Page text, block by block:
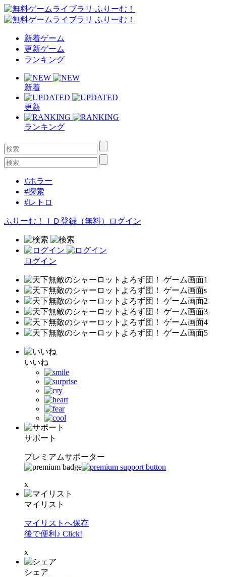
新着ゲーム
更新ゲーム
ランキング
新着
更新
ランキング
#ホラー
#探索
#レトロ
ふりーむ！ＩＤ登録（無料） ログイン
ログイン
いいね
サポート
プレミアムサポーター
x
マイリスト
マイリストへ保存
後で便利♪ Click!
x
シェア